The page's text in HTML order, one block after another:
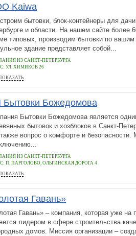
Kaiwa
бытовки, блок-контейнеры для
и области. На нашем сайте более
типовых, производим бытовки по
здание представляет собой...
ИЗ САНКТ-ПЕТЕРБУРГА
УЛ. ХИМИКОВ 26
77-01
Божедомова
Бытовки Божедомова является
бытовок и хозблоков в Санкт-
вопрос о комфорте и
ИЗ САНКТ-ПЕТЕРБУРГА
П. ПАРГОЛОВО, ОЛЬГИНСКАЯ ДОРОГА 4
34-35
Гавань»
Гавань» – компания, которая уже на
лидером в сфере строительства
домов. Миссия организации –